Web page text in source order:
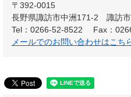
〒392-0015
長野県諏訪市中洲171-2 諏訪
Tel：0266-52-8522
Fax：
メールでのお問い合わせはこち